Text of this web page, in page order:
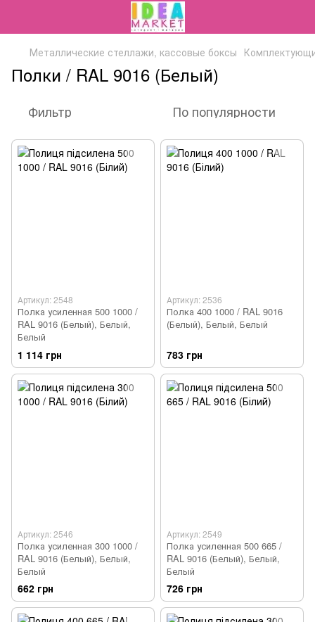
Металлические стеллажи, кассовые боксы
Полки / RAL 9016 (Белый)
Фильтр По популярности
Артикул: 2548
Полка усиленная 500 1000 /
RAL 9016 (Белый), Белый,
Белый
1 114 грн
Артикул: 2536
Полка 400 1000 / RAL 9016
(Белый), Белый, Белый
783 грн
Артикул: 2546
Полка усиленная 300 1000 /
RAL 9016 (Белый), Белый,
Белый
662 грн
Артикул: 2549
Полка усиленная 500 665 /
RAL 9016 (Белый), Белый,
Белый
726 грн